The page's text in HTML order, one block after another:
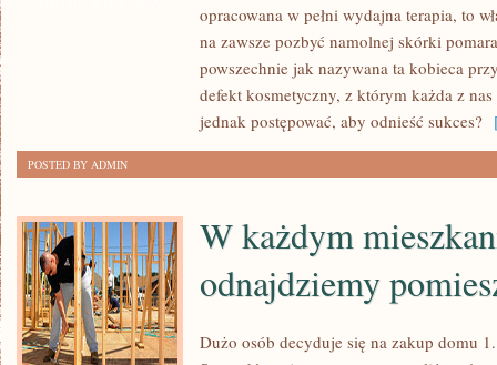
PORACH
opracowana w pełni wydajna terapia, to
na zawsze pozbyć namolnej skórki
powszechnie jak nazywana ta kobieca
defekt kosmetyczny, z którym każda z
jednak postępować, aby odnieść sukces?
POSTED BY ADMIN
W każdym
odnajdziemy
Dużo osób decyduje się na zakup domu